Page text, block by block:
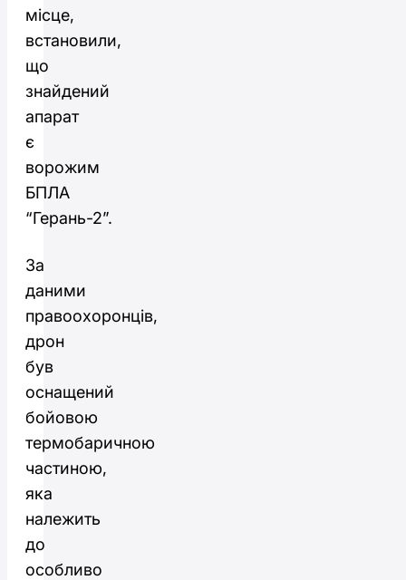
місце,
встановили,
що
знайдений
апарат
є
ворожим
БПЛА
“Герань-2”.
За
даними
правоохоронців,
дрон
був
оснащений
бойовою
термобаричною
частиною,
яка
належить
до
особливо